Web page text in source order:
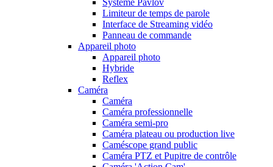
Système Pavlov
Limiteur de temps de parole
Interface de Streaming vidéo
Panneau de commande
Appareil photo
Appareil photo
Hybride
Reflex
Caméra
Caméra
Caméra professionnelle
Caméra semi-pro
Caméra plateau ou production live
Caméscope grand public
Caméra PTZ et Pupitre de contrôle